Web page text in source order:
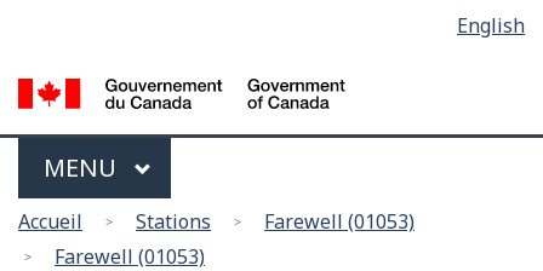
main
content
la
version
HTML
la
langue
English
Menu
MAIN
MENU
Vous
êtes
Accueil Stations
Farewell (01053)
Farewell (01053)